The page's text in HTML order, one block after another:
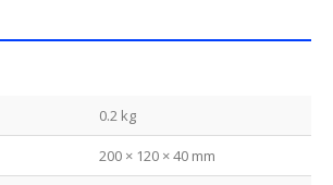
0.2 kg
200 × 120 × 40 mm